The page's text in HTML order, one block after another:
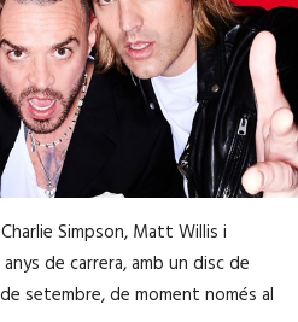
Simpson, Matt Willis i
de carrera, amb un disc de
setembre, de moment només al